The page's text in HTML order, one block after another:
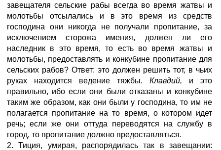
завещателя сельские рабы всегда во время жатвы и
молотьбы отсылались и в это время из средств
господина они никогда не получали пропитание, за
исключением сторожа имения, должен ли его
наследник в это время, то есть во время жатвы и
молотьбы, предоставлять и конкубине пропитание для
сельских рабов? Ответ: это должен решить тот, в чьих
руках находится ведение тяжбы. Клавдий, и это
правильно, ибо если они были отказаны и конкубине
таким же образом, как они были у господина, то им не
полагается пропитание на то время, о котором идет
речь; если же они оттуда переводятся на службу в
город, то пропитание должно предоставляться.
2. Тиция, умирая, распорядилась так в завещании: